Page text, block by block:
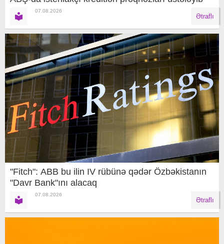
07.08.2026
Ətraflı
"Fitch": ABB bu ilin IV rübünə qədər Özbəkistanın
"Davr Bank"ını alacaq
07.08.2026
Ətraflı